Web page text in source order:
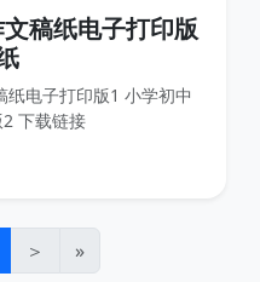
稿纸电子打印版
电子打印版1 小学初中
下载链接
＞ »